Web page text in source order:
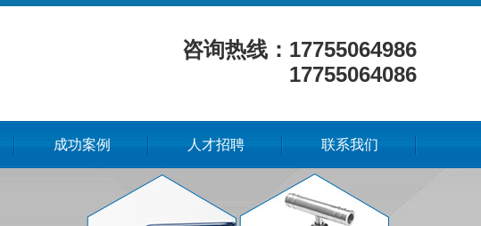
咨询热线：17755064986
17755064086
成功案例 人才招聘 联系我们